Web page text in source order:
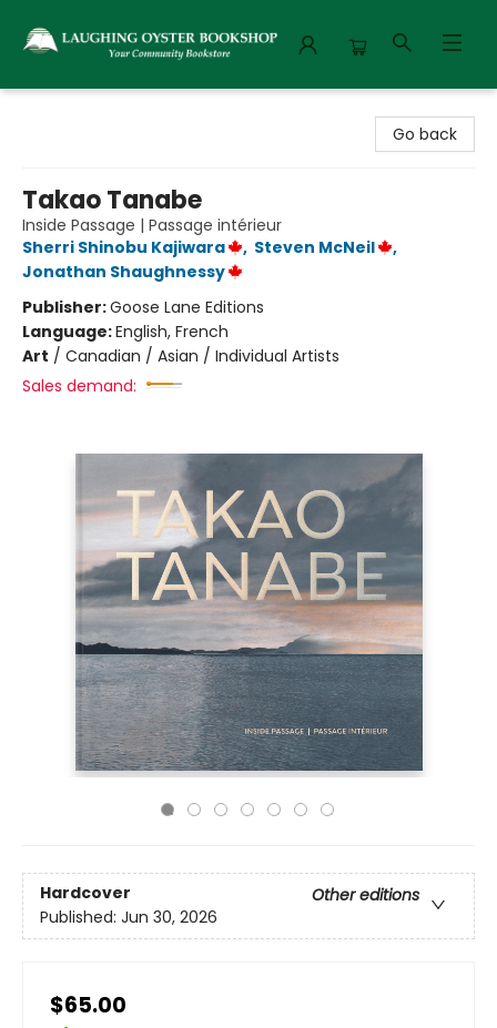
Go back
Takao Tanabe
Inside Passage | Passage intérieur
Sherri Shinobu Kajiwara
, Steven McNeil
,
Jonathan Shaughnessy
Publisher:Goose Lane Editions
Language:English, French
Art / Canadian / Asian / Individual Artists
Sales demand:
Hardcover
Other editions
Published: Jun 30, 2026
$65.00